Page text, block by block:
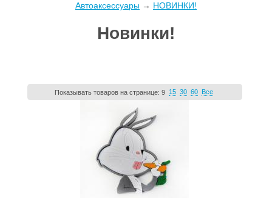
Автоаксессуары→ НОВИНКИ!
Новинки!
Показывать товаров на странице: 9 15 30 60 Все